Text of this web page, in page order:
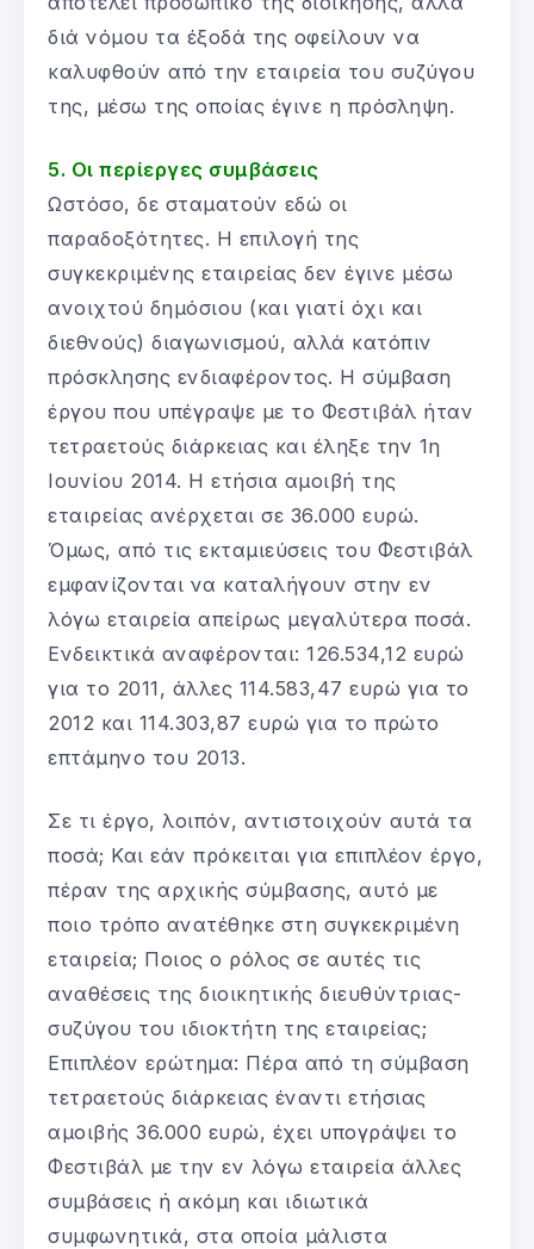
διά νόμου τα έξοδά της οφείλουν να
καλυφθούν από την εταιρεία του συζύγου
της, μέσω της οποίας έγινε η πρόσληψη.
5. Οι περίεργες συμβάσεις
Ωστόσο, δε σταματούν εδώ οι
παραδοξότητες. Η επιλογή της
συγκεκριμένης εταιρείας δεν έγινε μέσω
ανοιχτού δημόσιου (και γιατί όχι και
διεθνούς) διαγωνισμού, αλλά κατόπιν
πρόσκλησης ενδιαφέροντος. Η σύμβαση
έργου που υπέγραψε με το Φεστιβάλ ήταν
τετραετούς διάρκειας και έληξε την 1η
Ιουνίου 2014. Η ετήσια αμοιβή της
εταιρείας ανέρχεται σε 36.000 ευρώ.
Όμως, από τις εκταμιεύσεις του Φεστιβάλ
εμφανίζονται να καταλήγουν στην εν
λόγω εταιρεία απείρως μεγαλύτερα ποσά.
Ενδεικτικά αναφέρονται: 126.534,12 ευρώ
για το 2011, άλλες 114.583,47 ευρώ για το
2012 και 114.303,87 ευρώ για το πρώτο
επτάμηνο του 2013.
Σε τι έργο, λοιπόν, αντιστοιχούν αυτά τα
ποσά; Και εάν πρόκειται για επιπλέον έργο,
πέραν της αρχικής σύμβασης, αυτό με
ποιο τρόπο ανατέθηκε στη συγκεκριμένη
εταιρεία; Ποιος ο ρόλος σε αυτές τις
αναθέσεις της διοικητικής διευθύντριας-
συζύγου του ιδιοκτήτη της εταιρείας;
Επιπλέον ερώτημα: Πέρα από τη σύμβαση
τετραετούς διάρκειας έναντι ετήσιας
αμοιβής 36.000 ευρώ, έχει υπογράψει το
Φεστιβάλ με την εν λόγω εταιρεία άλλες
συμβάσεις ή ακόμη και ιδιωτικά
συμφωνητικά, στα οποία μάλιστα